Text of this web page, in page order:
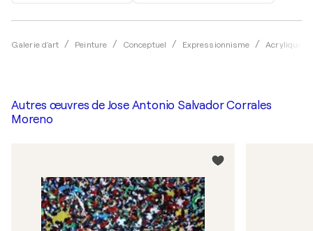
Galerie d'art Peinture Conceptuel Expressionnisme Acrylique
Autres œuvres de Jose Antonio Salvador Corrales
Moreno